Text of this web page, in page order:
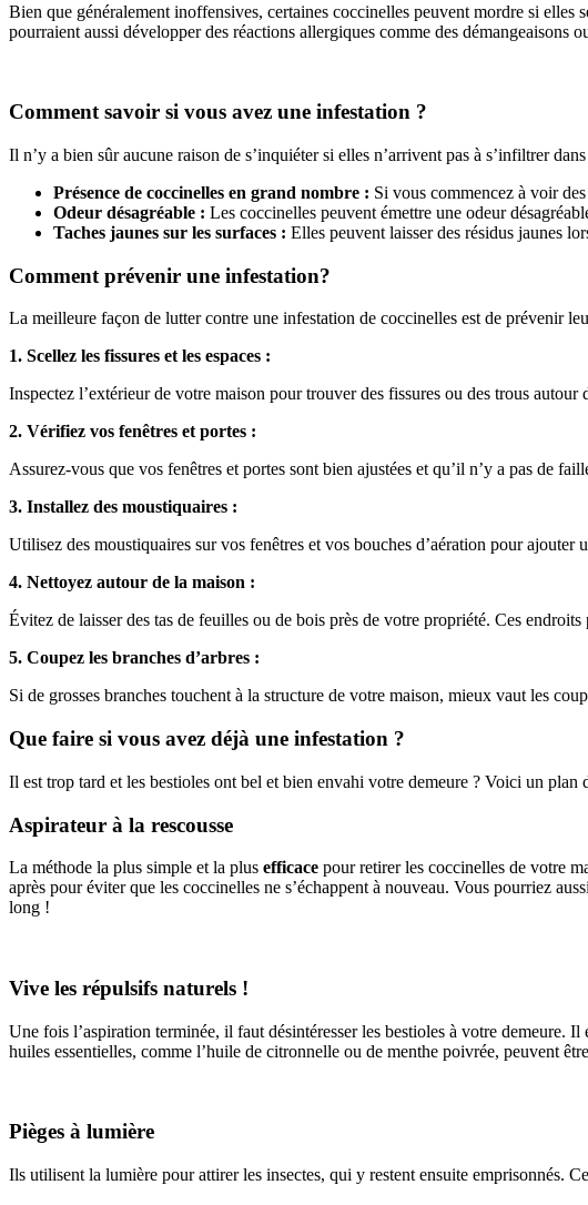
Bien que généralement inoffensives, certaines coccinelles peuvent mordre si elles
pourraient aussi développer des réactions allergiques comme des démangeaisons
Comment savoir si vous avez une infestation ?
Il n’y a bien sûr aucune raison de s’inquiéter si elles n’arrivent pas à s’infiltrer
Présence de coccinelles en grand nombre : Si vous commencez à voir
Odeur désagréable : Les coccinelles peuvent émettre une odeur
Taches jaunes sur les surfaces : Elles peuvent laisser des résidus jaunes
Comment prévenir une infestation?
La meilleure façon de lutter contre une infestation de coccinelles est de prévenir
1. Scellez les fissures et les espaces :
Inspectez l’extérieur de votre maison pour trouver des fissures ou des trous
2. Vérifiez vos fenêtres et portes :
Assurez-vous que vos fenêtres et portes sont bien ajustées et qu’il n’y a pas de
3. Installez des moustiquaires :
Utilisez des moustiquaires sur vos fenêtres et vos bouches d’aération pour ajouter
4. Nettoyez autour de la maison :
Évitez de laisser des tas de feuilles ou de bois près de votre propriété. Ces
5. Coupez les branches d’arbres :
Si de grosses branches touchent à la structure de votre maison, mieux vaut les
Que faire si vous avez déjà une infestation ?
Il est trop tard et les bestioles ont bel et bien envahi votre demeure ? Voici un plan
Aspirateur à la rescousse
La méthode la plus simple et la plus efficace pour retirer les coccinelles de votre
après pour éviter que les coccinelles ne s’échappent à nouveau. Vous pourriez
long !
Vive les répulsifs naturels !
Une fois l’aspiration terminée, il faut désintéresser les bestioles à votre demeure.
huiles essentielles, comme l’huile de citronnelle ou de menthe poivrée, peuvent
Pièges à lumière
Ils utilisent la lumière pour attirer les insectes, qui y restent ensuite emprisonnés.